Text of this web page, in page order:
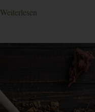
Weiterlesen